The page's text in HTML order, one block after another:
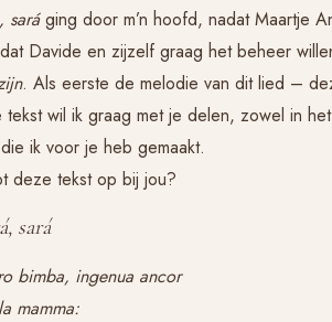
saráging door m’n hoofd, nadat Maartje
Davide en zijzelf graag het beheer
. Als eerste de melodie van dit lied –
tekst wil ik graag met je delen, zowel in
ik voor je heb gemaakt.
deze tekst op bij jou?
sará
bimba, ingenua ancor
mamma: